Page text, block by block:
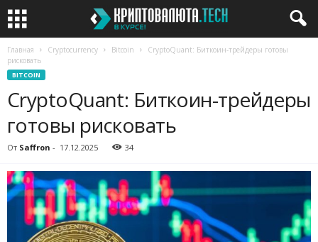
Главная Cryptocurrency Bitcoin
CryptoQuant: Биткоин-трейдеры готовы
рисковать
BITCOIN
CryptoQuant: Биткоин-трейдеры
готовы рисковать
От Saffron - 17.12.2025 34